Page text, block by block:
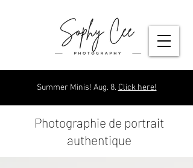
Summer Minis! Aug. 8. Click here!
Photographie de portrait
authentique